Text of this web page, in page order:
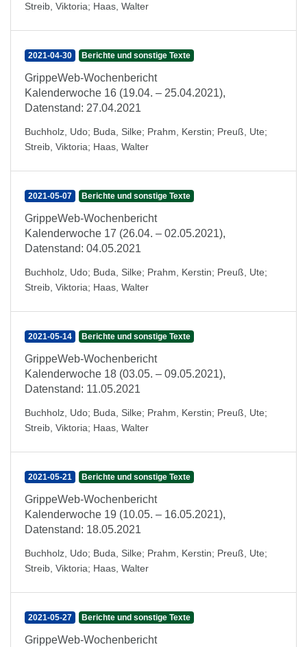
Streib, Viktoria; Haas, Walter
2021-04-30 Berichte und sonstige Texte
GrippeWeb-Wochenbericht
Kalenderwoche 16 (19.04. – 25.04.2021),
Datenstand: 27.04.2021
Buchholz, Udo; Buda, Silke; Prahm, Kerstin; Preuß, Ute;
Streib, Viktoria; Haas, Walter
2021-05-07 Berichte und sonstige Texte
GrippeWeb-Wochenbericht
Kalenderwoche 17 (26.04. – 02.05.2021),
Datenstand: 04.05.2021
Buchholz, Udo; Buda, Silke; Prahm, Kerstin; Preuß, Ute;
Streib, Viktoria; Haas, Walter
2021-05-14 Berichte und sonstige Texte
GrippeWeb-Wochenbericht
Kalenderwoche 18 (03.05. – 09.05.2021),
Datenstand: 11.05.2021
Buchholz, Udo; Buda, Silke; Prahm, Kerstin; Preuß, Ute;
Streib, Viktoria; Haas, Walter
2021-05-21 Berichte und sonstige Texte
GrippeWeb-Wochenbericht
Kalenderwoche 19 (10.05. – 16.05.2021),
Datenstand: 18.05.2021
Buchholz, Udo; Buda, Silke; Prahm, Kerstin; Preuß, Ute;
Streib, Viktoria; Haas, Walter
2021-05-27 Berichte und sonstige Texte
GrippeWeb-Wochenbericht